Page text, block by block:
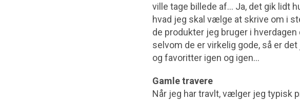
ville tage billede af… Ja, det gik lidt
hvad jeg skal vælge at skrive om i
de produkter jeg bruger i
selvom de er virkelig gode, så er
og favoritter igen og igen…
Gamle travere
Når jeg har travlt, vælger jeg typisk